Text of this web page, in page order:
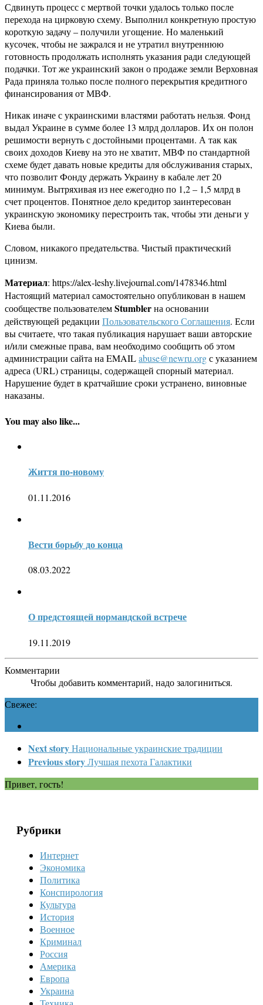
Сдвинуть процесс с мертвой точки удалось только после
перехода на цирковую схему. Выполнил конкретную простую
короткую задачу – получили угощение. Но маленький
кусочек, чтобы не зажрался и не утратил внутреннюю
готовность продолжать исполнять указания ради следующей
подачки. Тот же украинский закон о продаже земли Верховная
Рада приняла только после полного перекрытия кредитного
финансирования от МВФ.
Никак иначе с украинскими властями работать нельзя. Фонд
выдал Украине в сумме более 13 млрд долларов. Их он полон
решимости вернуть с достойными процентами. А так как
своих доходов Киеву на это не хватит, МВФ по стандартной
схеме будет давать новые кредиты для обслуживания старых,
что позволит Фонду держать Украину в кабале лет 20
минимум. Вытряхивая из нее ежегодно по 1,2 – 1,5 млрд в
счет процентов. Понятное дело кредитор заинтересован
украинскую экономику перестроить так, чтобы эти деньги у
Киева были.
Словом, никакого предательства. Чистый практический
цинизм.
Материал: https://alex-leshy.livejournal.com/1478346.html
Настоящий материал самостоятельно опубликован в нашем
сообществе пользователемStumblerна основании
действующей редакции Пользовательского Соглашения. Если
вы считаете, что такая публикация нарушает ваши авторские
и/или смежные права, вам необходимо сообщить об этом
администрации сайта на EMAILabuse@newru.orgс указанием
адреса (URL) страницы, содержащей спорный материал.
Нарушение будет в кратчайшие сроки устранено, виновные
наказаны.
You may also like...
Життя по-новому
01.11.2016
Вести борьбу до конца
08.03.2022
О предстоящей нормандской встрече
19.11.2019
Комментарии
Чтобы добавить комментарий, надо залогиниться.
Свежее:
Next storyНациональные украинские традиции
Previous storyЛучшая пехота Галактики
Привет, гость!
Рубрики
Интернет
Экономика
Политика
Конспирология
Культура
История
Военное
Криминал
Россия
Америка
Европа
Украина